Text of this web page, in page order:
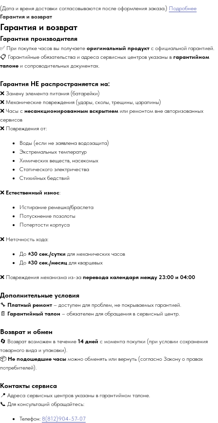
(Дата и время доставки согласовываются после оформления заказа.) Подробнее
Гарантия и возврат
Гарантия и возврат
Гарантия производителя
✅ При покупке часов вы получаете оригинальный продукт с официальной гарантией.
📋 Гарантийные обязательства и адреса сервисных центров указаны в гарантийном
талоне и сопроводительных документах.
Гарантия НЕ распространяется на:
❌ Замену элемента питания (батарейки)
❌ Механические повреждения (удары, сколы, трещины, царапины)
❌ Часы с несанкционированным вскрытием или ремонтом вне авторизованных
сервисов
❌ Повреждения от:
Воды (если не заявлена водозащита)
Экстремальных температур
Химических веществ, насекомых
Статического электричества
Стихийных бедствий
❌ Естественный износ:
Истирание ремешка/браслета
Потускнение позолоты
Потертости корпуса
❌ Неточность хода:
До ±30 сек./сутки для механических часов
До ±30 сек./месяц для кварцевых
❌ Повреждения механизма из-за перевода календаря между 23:00 и 04:00
Дополнительные условия
🔧 Платный ремонт – доступен для проблем, не покрываемых гарантией.
📄 Гарантийный талон – обязателен для обращения в сервисный центр.
Возврат и обмен
🔄 Возврат возможен в течение 14 дней с момента покупки (при условии сохранения
товарного вида и упаковки).
📦 Не подошедшие часы можно обменять или вернуть (согласно Закону о правах
потребителей).
Контакты сервиса
📍 Адреса сервисных центров указаны в гарантийном талоне.
📞 Для консультаций обращайтесь:
Телефон: 8(812)904-57-07